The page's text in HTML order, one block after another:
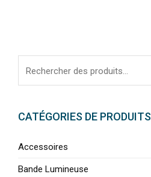
CATÉGORIES DE PRODUITS
Accessoires
Bande Lumineuse